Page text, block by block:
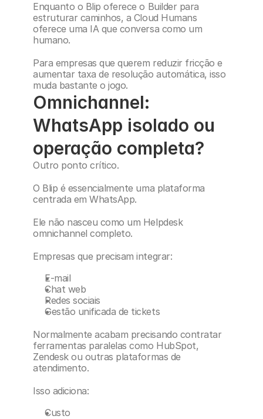
Enquanto o Blip oferece o Builder para
estruturar caminhos, a Cloud Humans
oferece uma IA que conversa como um
humano.
Para empresas que querem reduzir fricção e
aumentar taxa de resolução automática, isso
muda bastante o jogo.
Omnichannel:
WhatsApp isolado ou
operação completa?
Outro ponto crítico.
O Blip é essencialmente uma plataforma
centrada em WhatsApp.
Ele não nasceu como um Helpdesk
omnichannel completo.
Empresas que precisam integrar:
E-mail
Chat web
Redes sociais
Gestão unificada de tickets
Normalmente acabam precisando contratar
ferramentas paralelas como HubSpot,
Zendesk ou outras plataformas de
atendimento.
Isso adiciona:
Custo